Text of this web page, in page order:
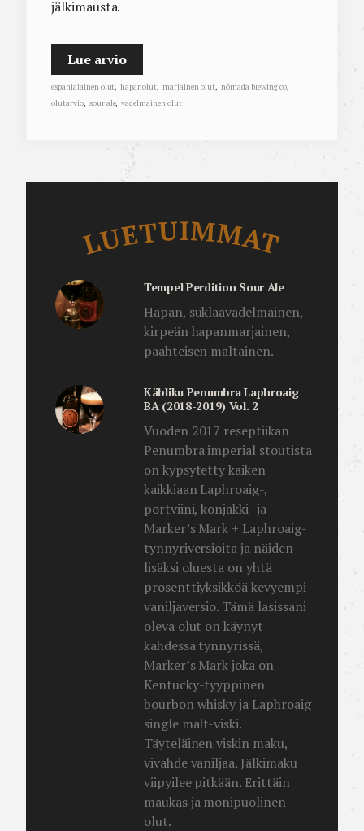
jälkimausta.
Lue arvio
espanjalainen olut, hapanolut, marjainen olut, nómada brewing co,
olutarvio, sour ale, vadelmainen olut
LUETUIMMAT
Tempel Perdition Sour Ale
Hapan, suklaavadelmainen,
kirpeän hapanmarjainen,
paahteisen maltainen.
Käbliku Penumbra Laphroaig
BA (2018-2019) Vol. 2
Vuoden 2017 reseptiikan
Penumbra imperial stoutista
on kypsytetty kaiken
kaikkiaan Laphroaig-,
portviini, konjakki- ja
Marker’s Mark + Laphroaig-
tynnyriversioita ja näiden
lisäksi oluesta on yhtä
prosenttiyksikköä kevyempi
vaniljaversio. Tämä lasissani
oleva olut on käynyt
kahdessa tynnyrissä,
Marker’s Mark joka on
Kentucky-tyyppinen
bourbon whisky ja Laphroaig
single malt-viski.
Täyteläinen viskin maku,
vivahde vaniljaa. Jälkimaku
viipyilee pitkään. Erittäin
maukas ja monipuolinen
olut.